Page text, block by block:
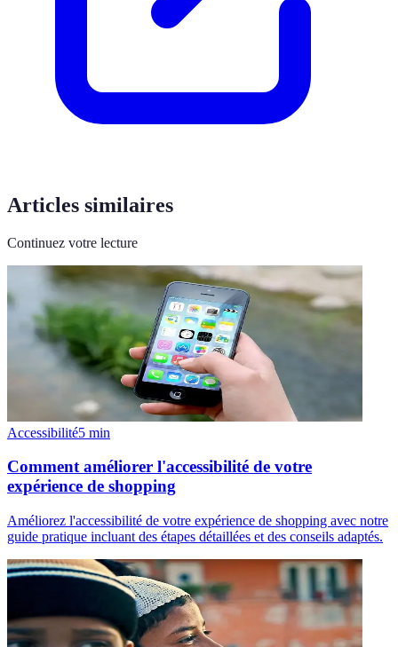
Articles similaires
Continuez votre lecture
Accessibilité5 min
Comment améliorer l'accessibilité de votre
expérience de shopping
Améliorez l'accessibilité de votre expérience de shopping avec notre
guide pratique incluant des étapes détaillées et des conseils adaptés.